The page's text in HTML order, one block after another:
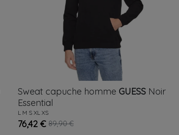
Sweat capuche homme GUESS Noir
Essential
L M S XL XS
76,42 € 89,90 €